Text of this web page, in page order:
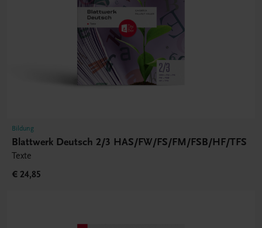
Bildung
Blattwerk Deutsch 2/3 HAS/FW/FS/FM/FSB/HF/TFS
Texte
€ 24,85